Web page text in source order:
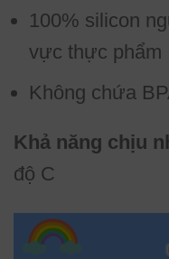
100% silicon
vực thực phẩm
Không chứa
Khả năng chịu
độ C